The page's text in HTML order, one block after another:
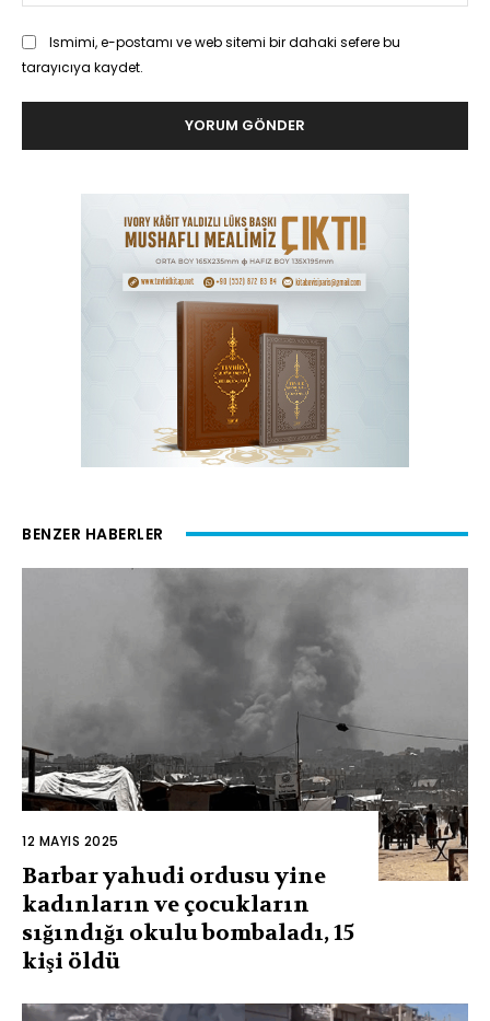
Ismimi, e-postamı ve web sitemi bir dahaki sefere bu
tarayıcıya kaydet.
BENZER HABERLER
12 MAYIS 2025
Barbar yahudi ordusu yine
kadınların ve çocukların
sığındığı okulu bombaladı, 15
kişi öldü